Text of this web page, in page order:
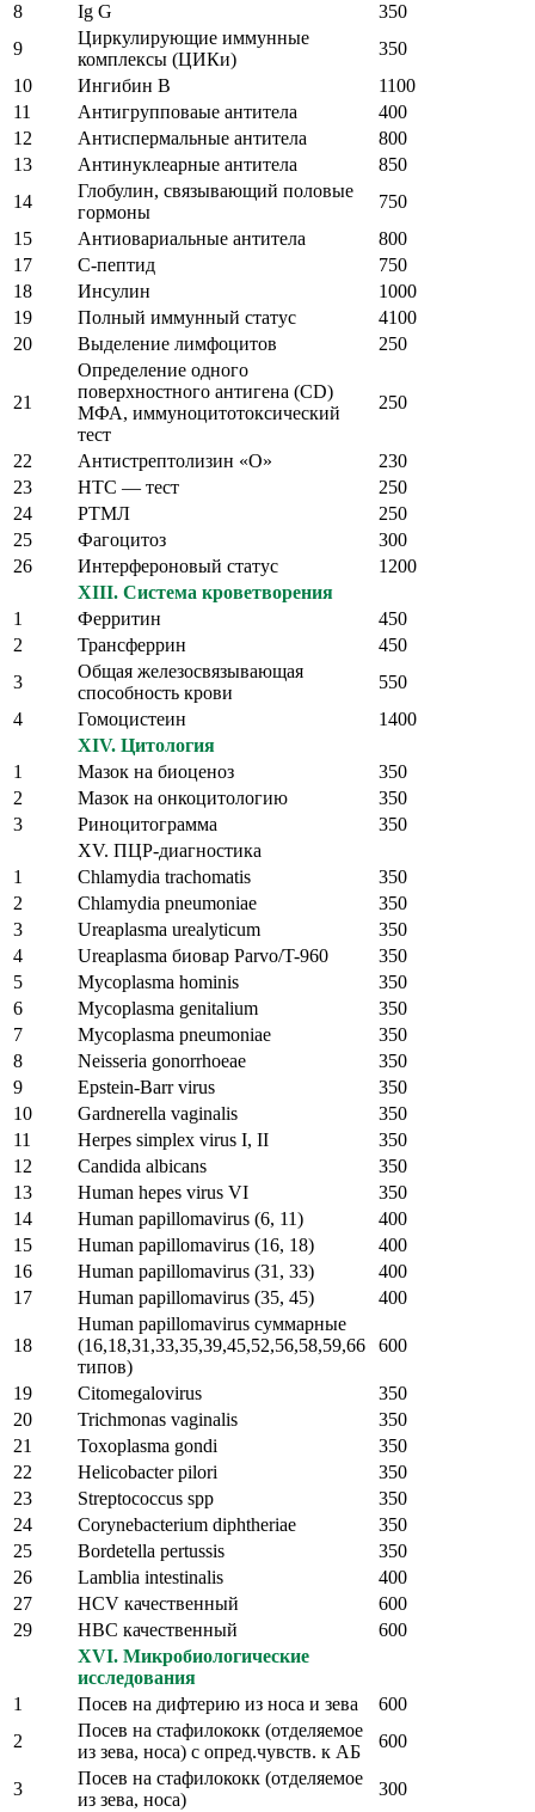
8 Ig G
350
9
Циркулирующие иммунные
комплексы (ЦИКи)
350
10
Ингибин В
1100
11
Антигрупповаые антитела
400
12
Антиспермальные антитела
800
13
Антинуклеарные антитела
850
14
Глобулин, связывающий половые
гормоны
750
15
Антиовариальные антитела
800
17
С-пептид
750
18
Инсулин
1000
19
Полный иммунный статус
4100
20
Выделение лимфоцитов 250
21
Определение одного
поверхностного антигена (CD)
МФА, иммуноцитотоксический
тест
250
22 Антистрептолизин «О»
230
23
HTC — тест
250
24
РТМЛ
250
25
Фагоцитоз
300
26
Интерфероновый статус
1200
XIII. Система кроветворения
1
Ферритин
450
2
Трансферрин
450
3
Общая железосвязывающая
способность крови
550
4
Гомоцистеин
1400
XIV. Цитология
1
Мазок на биоценоз
350
2
Мазок на онкоцитологию
350
3
Риноцитограмма
350
XV. ПЦР-диагностика
1
Chlamydia trachomatis
350
2
Chlamydia pneumoniae
350
3
Ureaplasma urealyticum
350
4
Ureaplasma биовар Parvo/T-960
350
5
Mycoplasma hominis
350
6
Mycoplasma genitalium
350
7
Mycoplasma pneumoniae
350
8
Neisseria gonorrhoeae
350
9
Epstein-Barr virus
350
10
Gardnerella vaginalis
350
11
Herpes simplex virus I, II
350
12
Candida albicans
350
13
Human hepes virus VI
350
14
Human papillomavirus (6, 11)
400
15
Human papillomavirus (16, 18)
400
16
Human papillomavirus (31, 33)
400
17
Human papillomavirus (35, 45) 400
18
Human papillomavirus суммарные
(16,18,31,33,35,39,45,52,56,58,59,66
типов)
600
19 Citomegalovirus
350
20
Trichmonas vaginalis
350
21
Toxoplasma gondi
350
22
Helicobacter pilori
350
23
Streptococcus spp
350
24
Corynebacterium diphtheriae
350
25
Bordetella pertussis
350
26
Lamblia intestinalis
400
27
HCV качественный
600
29
HВС качественный
600
XVI. Микробиологические
исследования
1
Посев на дифтерию из носа и зева
600
2
Посев на стафилококк (отделяемое
из зева, носа) с опред.чувств. к АБ
600
3
Посев на стафилококк (отделяемое
из зева, носа)
300